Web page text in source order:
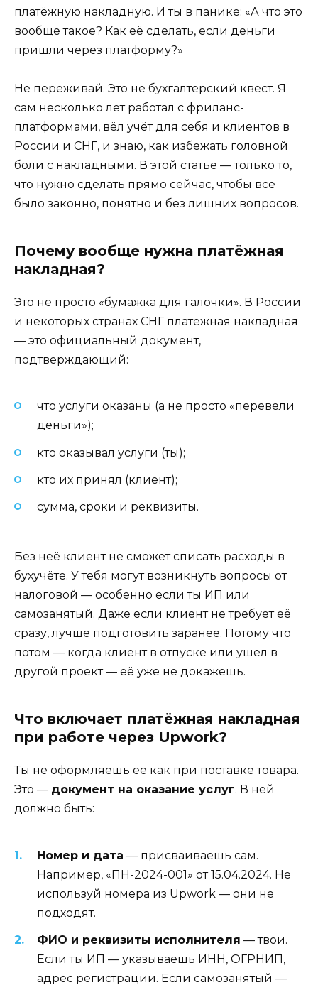
платёжную накладную. И ты в панике: «А что это
вообще такое? Как её сделать, если деньги
пришли через платформу?»
Не переживай. Это не бухгалтерский квест. Я
сам несколько лет работал с фриланс-
платформами, вёл учёт для себя и клиентов в
России и СНГ, и знаю, как избежать головной
боли с накладными. В этой статье — только то,
что нужно сделать прямо сейчас, чтобы всё
было законно, понятно и без лишних вопросов.
Почему вообще нужна платёжная
накладная?
Это не просто «бумажка для галочки». В России
и некоторых странах СНГ платёжная накладная
— это официальный документ,
подтверждающий:
что услуги оказаны (а не просто «перевели
деньги»);
кто оказывал услуги (ты);
кто их принял (клиент);
сумма, сроки и реквизиты.
Без неё клиент не сможет списать расходы в
бухучёте. У тебя могут возникнуть вопросы от
налоговой — особенно если ты ИП или
самозанятый. Даже если клиент не требует её
сразу, лучше подготовить заранее. Потому что
потом — когда клиент в отпуске или ушёл в
другой проект — её уже не докажешь.
Что включает платёжная накладная
при работе через Upwork?
Ты не оформляешь её как при поставке товара.
Это — документ на оказание услуг. В ней
должно быть:
Номер и дата — присваиваешь сам.
Например, «ПН-2024-001» от 15.04.2024. Не
используй номера из Upwork — они не
подходят.
ФИО и реквизиты исполнителя — твои.
Если ты ИП — указываешь ИНН, ОГРНИП,
адрес регистрации. Если самозанятый —